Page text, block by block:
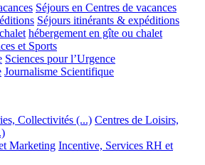
Séjours en Centres de vacances
Séjours itinérants & expéditions
hébergement en gîte ou chalet
et Sports
Sciences pour l’Urgence
Journalisme Scientifique
Collectivités (...) Centres de Loisirs,
Marketing Incentive, Services RH et